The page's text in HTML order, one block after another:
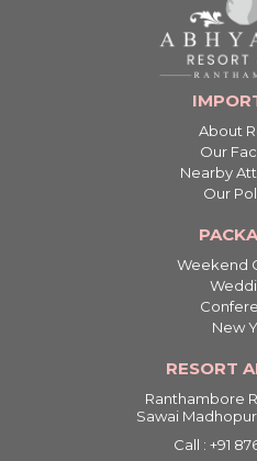
About
Our
Nearby
Our
Weekend
New
RESORT
Ranthambore
Sawai Madhopur
Call : +91